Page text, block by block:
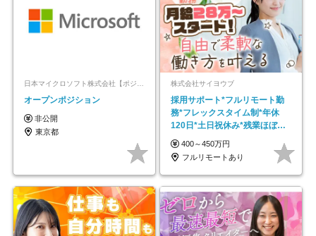
日本マイクロソフト株式会社【ポジションマッチ登録】
オープンポジション
非公開
東京都
株式会社サイヨウブ
採用サポート*フルリモート勤
務*フレックスタイム制*年休
120日*土日祝休み*残業ほぼな
し*育児中社員8割以上
400～450万円
フルリモートあり